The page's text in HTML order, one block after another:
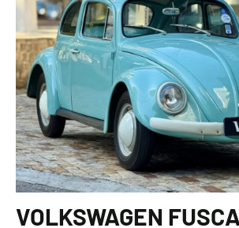
VOLKSWAGEN